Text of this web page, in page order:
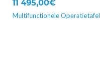
11 495,00€
Multifunctionele Operatietafel